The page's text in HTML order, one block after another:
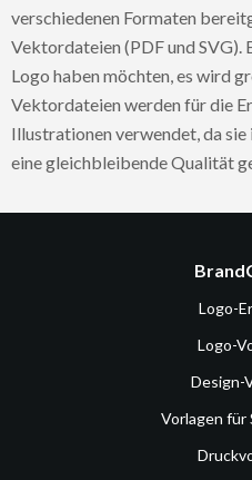
verschiedenen Formaten
Vektordateien (PDF und SVG).
Logo haben möchten, es wird
Vektordateien werden für die
Illustrationen verwendet, da
eine gleichbleibende Qualität
Logo-
Logo-
Design-
Vorlagen für